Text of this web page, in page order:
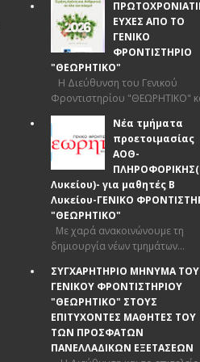
ΕΥΧΕΣ ΑΠΟ ΤΟ
ΓΕΝΙΚΟ
ΦΡΟΝΤΙΣΤΗΡΙΟ
"ΘΕΩΡΗΤΙΚΟ"
Η Διεύθυνση του Γενικού
Φροντιστηρίου "ΘΕΩΡΗΤΙΚΟ"
Νέα τμήματα
προετοιμασίας
ΑΟΘ-
Λυκείου)- για μαθητές Β
Λυκείου-ΓΕΝΙΚΟ
"ΘΕΩΡΗΤΙΚΟ"
Με χαρά ανακοινώνουμε τη
δημιουργία νέων τμημάτων...
ΣΥΓΧΑΡΗΤΗΡΙΟ ΜΗΝΥΜΑ ΤΟΥ
ΓΕΝΙΚΟΥ ΦΡΟΝΤΙΣΤΗΡΙΟΥ
"ΘΕΩΡΗΤΙΚΟ" ΣΤΟΥΣ
ΕΠΙΤΥΧΟΝΤΕΣ ΜΑΘΗΤΕΣ ΤΟΥ
ΤΩΝ ΠΡΟΣΦΑΤΩΝ
ΠΑΝΕΛΛΑΔΙΚΩΝ ΕΞΕΤΑΣΕΩΝ